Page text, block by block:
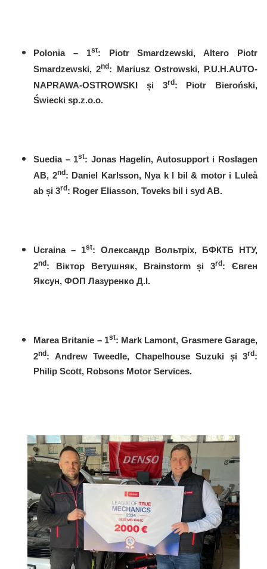
Polonia – 1st: Piotr Smardzewski, Altero Piotr
Smardzewski, 2nd : Mariusz Ostrowski, P.U.H.AUTO-
NAPRAWA-OSTROWSKI și 3rd: Piotr Bieroński,
Świecki sp.z.o.o.
Suedia – 1st: Jonas Hagelin, Autosupport i Roslagen
AB, 2nd: Daniel Karlsson, Nya k l bil & motor i Luleå
ab și 3rd : Roger Eliasson, Toveks bil i syd AB.
Ucraina – 1st: Олександр Вольтріх, БФКТБ НТУ,
2nd : Віктор Ветушняк, Brainstorm și 3rd : Євген
Яксун, ФОП Лазуренко Д.І.
Marea Britanie – 1st: Mark Lamont, Grasmere Garage,
2nd : Andrew Tweedle, Chapelhouse Suzuki și 3rd :
Philip Scott, Robsons Motor Services.